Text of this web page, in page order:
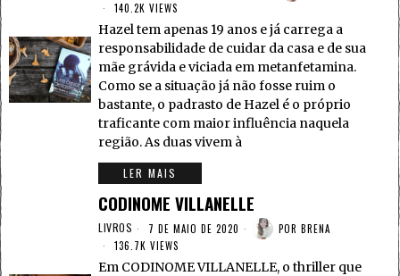
140.2K VIEWS
Hazel tem apenas 19 anos e já carrega a
responsabilidade de cuidar da casa e de sua
mãe grávida e viciada em metanfetamina.
Como se a situação já não fosse ruim o
bastante, o padrasto de Hazel é o próprio
traficante com maior influência naquela
região. As duas vivem à
LER MAIS
CODINOME VILLANELLE
LIVROS 7 DE MAIO DE 2020 POR BRENA
136.7K VIEWS
Em CODINOME VILLANELLE, o thriller que